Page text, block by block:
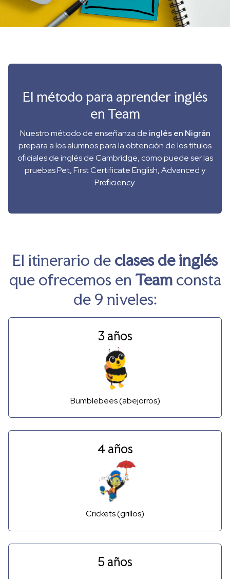
El método para aprender inglés
en Team
Nuestro método de enseñanza de inglés en Nigrán
prepara a los alumnos para la obtención de los títulos
oficiales de inglés de Cambridge, como puede ser las
pruebas Pet, First Certificate English, Advanced y
Proficiency.
El itinerario de clases de inglés
que ofrecemos en Teamconsta
de 9 niveles:
3 años
Bumblebees (abejorros)
4 años
Crickets (grillos)
5 años